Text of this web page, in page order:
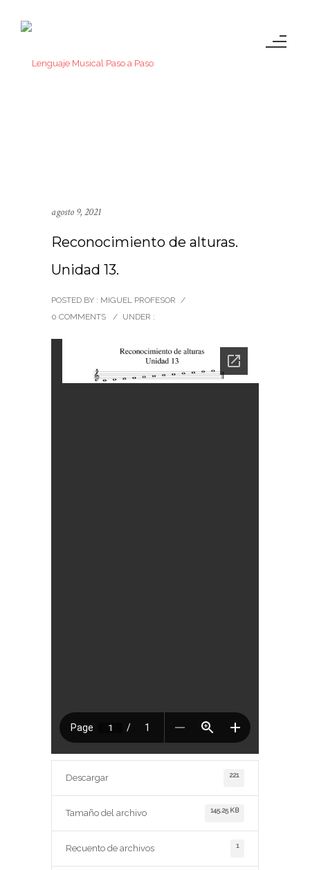
agosto 9, 2021
Reconocimiento de alturas.
Unidad 13.
POSTED BY : MIGUEL PROFESOR /
0 COMMENTS
/ UNDER :
Descargar 221
Tamaño del archivo 145.25 KB
Recuento de archivos 1